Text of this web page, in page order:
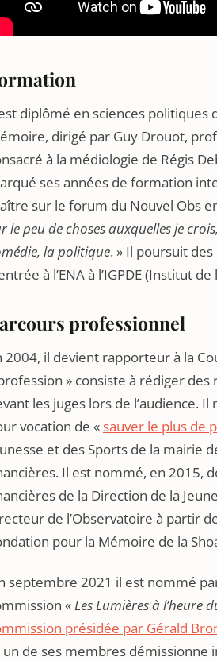
diplômé en sciences politiques
dirigé par Guy Drouot,
à la médiologie de Régis
ses années de formation
sur le forum du Nouvel Obs
le peu de choses auxquelles je
la politique. » Il poursuit
à l’ENA à l’IGPDE (Institut
professionnel
2004, il devient rapporteur à la
» consiste à rédiger
les juges lors de l’audience.
vocation de « sauver le plus de
et des Sports de la mairie
Il est nommé, en 2015,
de la Direction de la
de l’Observatoire à partir
pour la Mémoire de la
septembre 2021 il est nommé
«Les Lumières à l’heure
présidée par Gérald
de ses membres démissionne